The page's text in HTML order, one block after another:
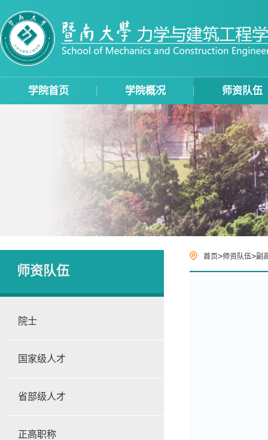
学院首页 学院概况 师资队伍
师资队伍
院士
国家级人才
省部级人才
正高职称
首页>师资队伍>副